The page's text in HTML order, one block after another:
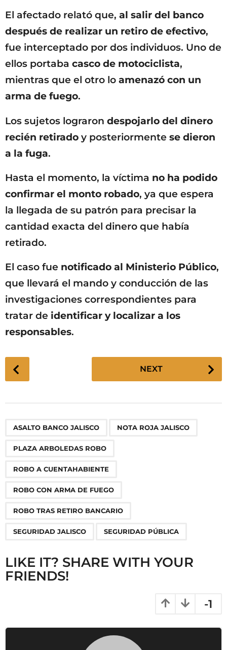
El afectado relató que, al salir del banco
después de realizar un retiro de efectivo,
fue interceptado por dos individuos. Uno de
ellos portaba casco de motociclista,
mientras que el otro lo amenazó con un
arma de fuego.
Los sujetos lograron despojarlo del dinero
recién retirado y posteriormente se dieron
a la fuga.
Hasta el momento, la víctima no ha podido
confirmar el monto robado, ya que espera
la llegada de su patrón para precisar la
cantidad exacta del dinero que había
retirado.
El caso fue notificado al Ministerio Público,
que llevará el mando y conducción de las
investigaciones correspondientes para
tratar de identificar y localizar a los
responsables.
P
o
NEXT
ASALTO BANCO JALISCO NOTA ROJA JALISCO
PLAZA ARBOLEDAS ROBO
ROBO A CUENTAHABIENTE
ROBO CON ARMA DE FUEGO
ROBO TRAS RETIRO BANCARIO
SEGURIDAD JALISCO SEGURIDAD PÚBLICA
LIKE IT? SHARE WITH YOUR
FRIENDS!
-1